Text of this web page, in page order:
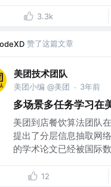
3.3k
赞了这篇文章
美团技术团队
美团小编 @美团 · 3年前
多场景多任务学习在
美团到店餐饮算法团队
提出了分层信息抽取网
的学术论文已经被国际
12